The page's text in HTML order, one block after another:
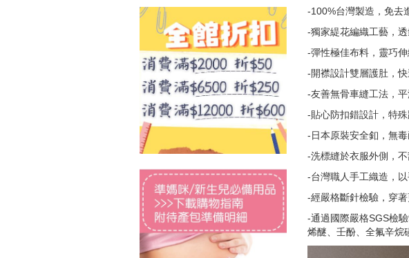
-100%台灣製造，免去
-獨家緹花編織工藝，透
-彈性極佳布料，靈巧伸
-開襟設計雙層護肚，快
-友善無骨車縫工法，平
-貼心防扣錯設計，特殊
-日本原裝安全釦，無毒
-洗標縫於衣服外側，不
-台灣職人手工織造，以
-經嚴格斷針檢驗，穿著
-通過國際嚴格SGS檢
烯醚、壬酚、全氟辛烷